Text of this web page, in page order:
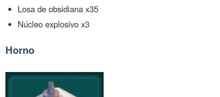
Losa de obsidiana x35
Núcleo explosivo x3
Horno